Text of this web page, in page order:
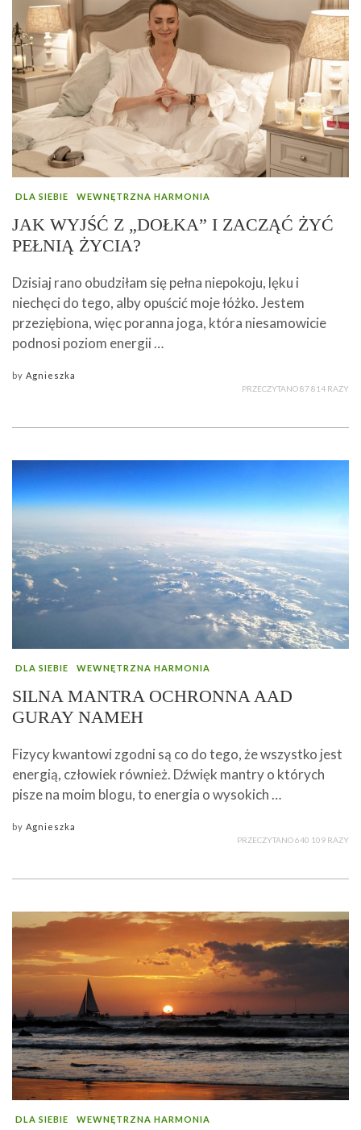
DLA SIEBIE WEWNĘTRZNA HARMONIA
JAK WYJŚĆ Z „DOŁKA” I ZACZĄĆ ŻYĆ
PEŁNIĄ ŻYCIA?
Dzisiaj rano obudziłam się pełna niepokoju, lęku i
niechęci do tego, alby opuścić moje łóżko. Jestem
przeziębiona, więc poranna joga, która niesamowicie
podnosi poziom energii …
by Agnieszka
PRZECZYTANO 87 814 RAZY
DLA SIEBIE WEWNĘTRZNA HARMONIA
SILNA MANTRA OCHRONNA AAD
GURAY NAMEH
Fizycy kwantowi zgodni są co do tego, że wszystko jest
energią, człowiek również. Dźwięk mantry o których
pisze na moim blogu, to energia o wysokich …
by Agnieszka
PRZECZYTANO 640 109 RAZY
DLA SIEBIE WEWNĘTRZNA HARMONIA